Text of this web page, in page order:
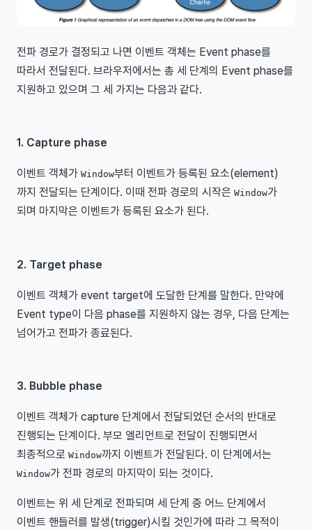
전파 경로가 결정되고 나면 이벤트 객체는 Event phase를
따라서 전달된다. 브라우저에서는 총 세 단계의 Event phase를
지원하고 있으며 그 세 가지는 다음과 같다.
1. Capture phase
이벤트 객체가 Window부터 이벤트가 등록된 요소(element)
까지 전달되는 단계이다. 이때 전파 경로의 시작은 Window가
되며 마지막은 이벤트가 등록된 요소가 된다.
2. Target phase
이벤트 객체가 event target에 도달한 단계를 말한다. 만약에
Event type이 다음 phase를 지원하지 않는 경우, 다음 단계는
넘어가고 전파가 종료된다.
3. Bubble phase
이벤트 객체가 capture 단계에서 전달되었던 순서의 반대로
진행되는 단계이다. 부모 엘리먼트로 전달이 진행되면서
최종적으로 Window까지 이벤트가 전달된다. 이 단계에서는
Window가 전파 경로의 마지막이 되는 것이다.
이벤트는 위 세 단계로 전파되며 세 단계 중 어느 단계에서
이벤트 핸들러를 발생(trigger)시킬 것인가에 따라 그 목적이